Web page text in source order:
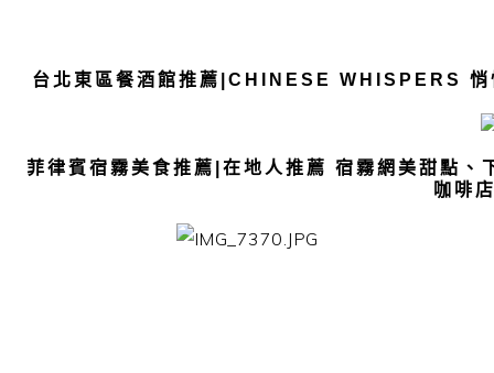
台北東區餐酒館推薦|CHINESE WHISPERS 悄
菲律賓宿霧美食推薦|在地人推薦 宿霧網美甜點
咖啡